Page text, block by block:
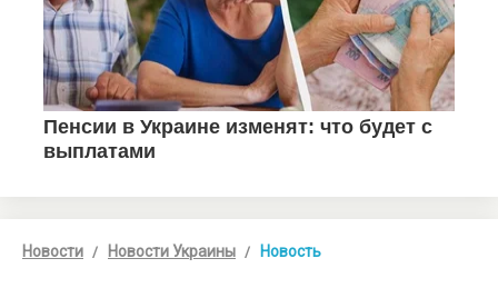
Новости Новости Украины Новость